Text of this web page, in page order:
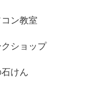
ン教室
クショップ
石けん